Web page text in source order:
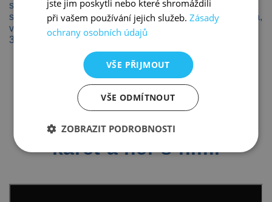
spojené s vodou, hry, zvířata, ptáci, rostliny, věci
související se sluchem nebo zrakem, části lidského těla,
věci, které najdeme doma, u lékaře, v přírodě apod.
3.
Zkuste z písmen vytvořit slova.
Písmenkové kartičky pro
chytré hlavičky
představení abecedních
karet a her s nimi
jste jim poskytli nebo které shromáždili
při vašem používání jejich služeb.Zásady
ochrany osobních údajů
VŠE PŘIJMOUT
VŠE ODMÍTNOUT
ZOBRAZIT PODROBNOSTI